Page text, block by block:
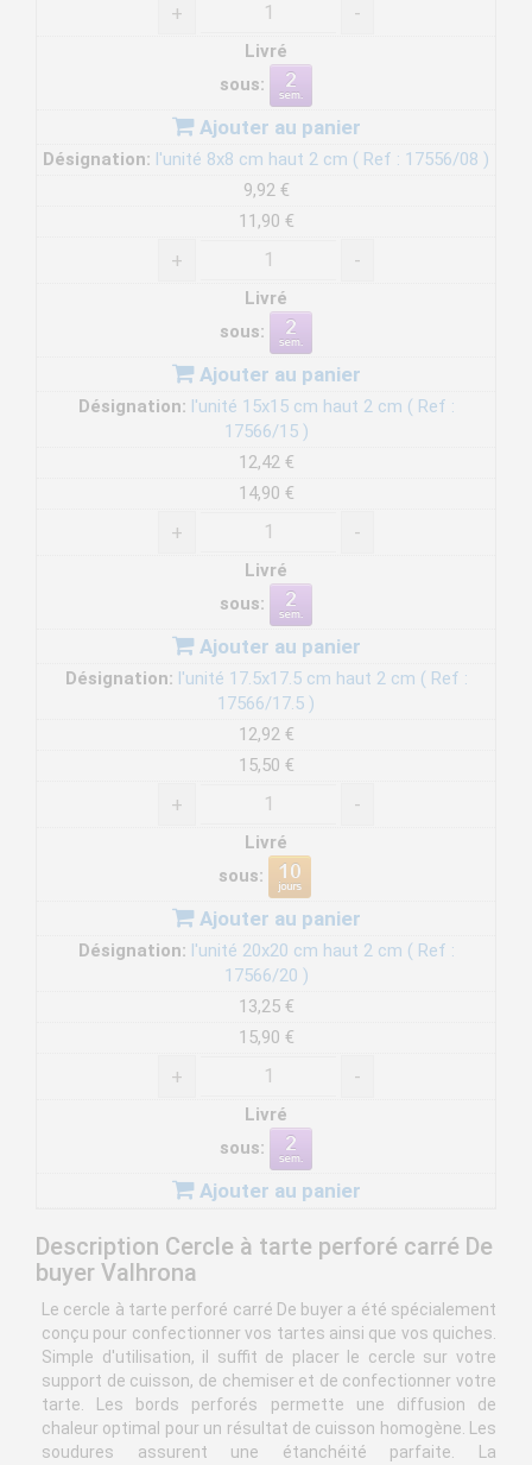
+ -
Livré
sous:
Ajouter au panier
Désignation: l'unité 8x8 cm haut 2 cm ( Ref : 17556/08 )
9,92 €
11,90 €
+ -
Livré
sous:
Ajouter au panier
Désignation: l'unité 15x15 cm haut 2 cm ( Ref :
17566/15 )
12,42 €
14,90 €
+ -
Livré
sous:
Ajouter au panier
Désignation: l'unité 17.5x17.5 cm haut 2 cm ( Ref :
17566/17.5 )
12,92 €
15,50 €
+ -
Livré
sous:
Ajouter au panier
Désignation: l'unité 20x20 cm haut 2 cm ( Ref :
17566/20 )
13,25 €
15,90 €
+ -
Livré
sous:
Ajouter au panier
Description Cercle à tarte perforé carré De
buyer Valhrona
Le cercle à tarte perforé carré De buyer a été spécialement
conçu pour confectionner vos tartes ainsi que vos quiches.
Simple d'utilisation, il suffit de placer le cercle sur votre
support de cuisson, de chemiser et de confectionner votre
tarte. Les bords perforés permette une diffusion de
chaleur optimal pour un résultat de cuisson homogène. Les
soudures assurent une étanchéité parfaite. La